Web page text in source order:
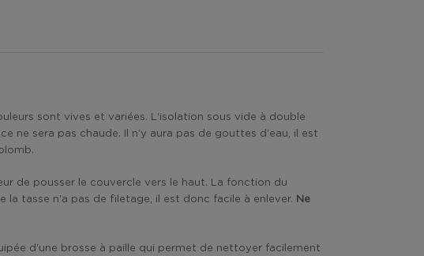
sont vives et variées. L'isolation sous vide à double
ne sera pas chaude. Il n'y aura pas de gouttes d'eau, il est
de pousser le couvercle vers le haut. La fonction du
tasse n'a pas de filetage, il est donc facile à enlever. Ne
d'une brosse à paille qui permet de nettoyer facilement